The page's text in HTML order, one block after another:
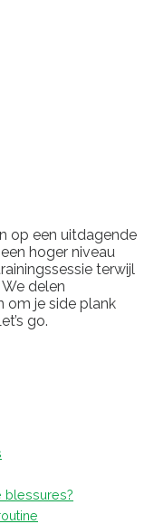
op een uitdagende
hoger niveau
terwijl
delen
om je side plank
go.
blessures?